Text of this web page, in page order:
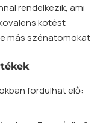
rendelkezik, ami
kötést
más szénatomokat
fordulhat elő: